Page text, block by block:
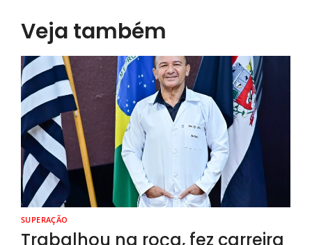
Veja também
SUPERAÇÃO
Trabalhou na roça, fez carreira